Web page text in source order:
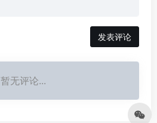
发表评论
暂无评论...